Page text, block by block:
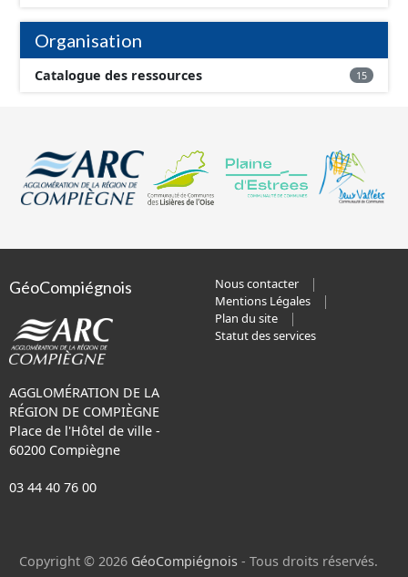
Organisation
Catalogue des ressources 15
GéoCompiégnois
AGGLOMÉRATION DE LA
RÉGION DE COMPIÈGNE
Place de l'Hôtel de ville -
60200 Compiègne
03 44 40 76 00
Nous contacter
Mentions Légales
Plan du site
Statut des services
Copyright © 2026 GéoCompiégnois - Tous droits réservés.